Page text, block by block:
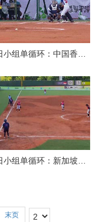
8月30日小组单循环：中国香港VS韩国
末页